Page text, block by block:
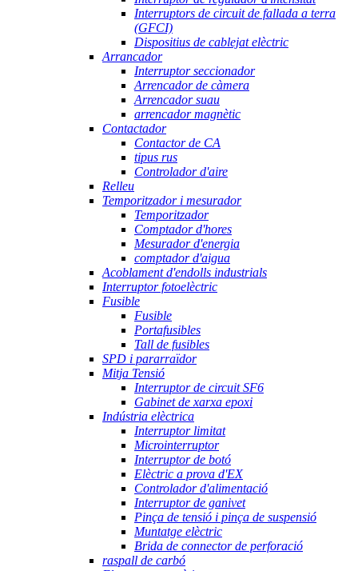
Interruptors de circuit de fallada a terra
(GFCI)
Dispositius de cablejat elèctric
Arrancador
Interruptor seccionador
Arrencador de càmera
Arrencador suau
arrencador magnètic
Contactador
Contactor de CA
tipus rus
Controlador d'aire
Relleu
Temporitzador i mesurador
Temporitzador
Comptador d'hores
Mesurador d'energia
comptador d'aigua
Acoblament d'endolls industrials
Interruptor fotoelèctric
Fusible
Fusible
Portafusibles
Tall de fusibles
SPD i pararraïdor
Mitja Tensió
Interruptor de circuit SF6
Gabinet de xarxa epoxi
Indústria elèctrica
Interruptor limitat
Microinterruptor
Interruptor de botó
Elèctric a prova d'EX
Controlador d'alimentació
Interruptor de ganivet
Pinça de tensió i pinça de suspensió
Muntatge elèctric
Brida de connector de perforació
raspall de carbó